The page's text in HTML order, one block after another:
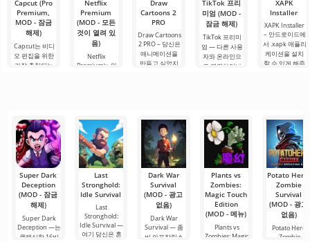
기서 각 나라는
자신의.
집을
Capcut (Pro
Premium,
MOD - 잠금
해제)
Capcut는 비디
오 편집을 위한
가장 추천되는
장합니다. 많은
사용자에게 무
료 버전은 모든
편집 요구를
Netflix
Premium
(MOD - 모든
것이 열려 있
음)
Netflix
Premium는 안
있는 서비스 중
하나입니다. 이
곳에는 최신 미
디어 제품뿐만
아니라
Draw
Cartoons 2
PRO
Draw Cartoons
2 PRO – 당신은
애니메이션을
만들고 싶었지
에 달려 있습니
다. 복잡한
TikTok 프리
미엄 (MOD -
잠금 해제)
TikTok 프리미
엄 — 다른 사용
자와 온라인으
로 연결하거나
루를 시작하거
나 힘든 하루를.
XAPK
Installer
XAPK Installer
– 안드로이드에
서 .xapk 애플리
케이션을 설치
할 수 있게 해줍
시작할 수
Super Dark
Deception
(MOD - 잠금
해제)
Super Dark
Deception —는
클래식한 16비
Last
Stronghold:
Idle Survival
Last
Stronghold:
Idle Survival —
여기 당신은 혼
Dark War
Survival
(MOD - 광고
없음)
Dark War
Survival — 좀
비 아포칼립스
Plants vs
Zombies:
Magic Touch
Edition
(MOD - 메뉴)
Plants vs
Zombies: Magic
Potato Hero:
Zombie
Survival
(MOD - 광고
없음)
Potato Hero:
Zombie